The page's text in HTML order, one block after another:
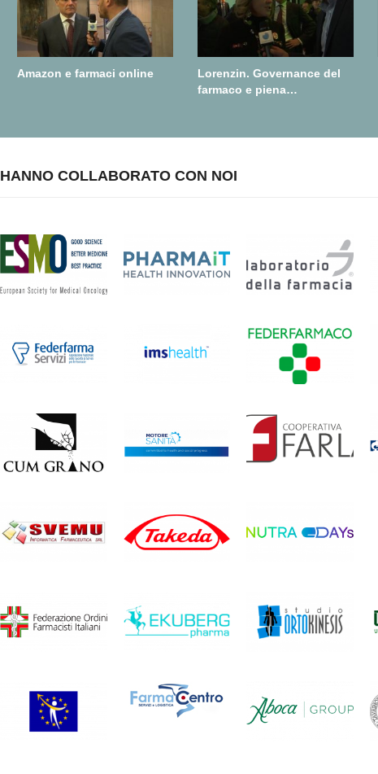
Amazon e farmaci online
Lorenzin. Governance del
farmaco e piena
HANNO COLLABORATO CON NOI